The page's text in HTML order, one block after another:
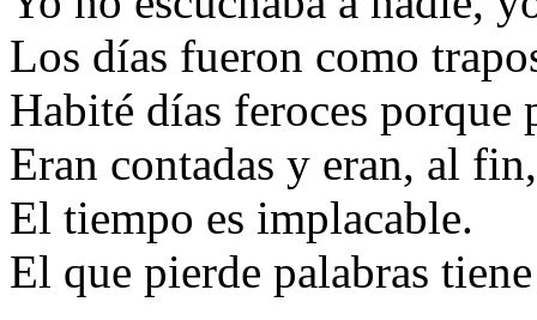
Los días fueron como
Habité días feroces porque
Eran contadas y eran, al
El tiempo es implacable.
El que pierde palabras